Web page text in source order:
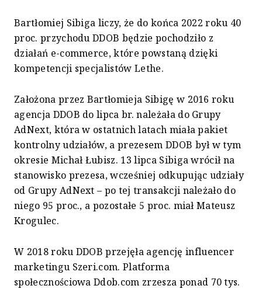
Bartłomiej Sibiga liczy, że do końca 2022 roku 40
proc. przychodu DDOB będzie pochodziło z
działań e-commerce, którepowstanądzięki
kompetencji specjalistów Lethe.
Założona przez Bartłomieja Sibigę w 2016 roku
agencja DDOB do lipca br.należała do Grupy
AdNext, która w ostatnich latach miała pakiet
kontrolny udziałów, a prezesem DDOB był w tym
okresie Michał Łubisz. 13 lipca Sibiga wrócił na
stanowisko prezesa, wcześniej odkupując udziały
od Grupy AdNext – po tej transakcji należało do
niego 95 proc., a pozostałe 5 proc. miał Mateusz
Krogulec.
W 2018 roku DDOBprzejęła agencję influencer
marketingu Szeri.com.Platforma
społecznościowa Ddob.com zrzesza ponad 70tys.